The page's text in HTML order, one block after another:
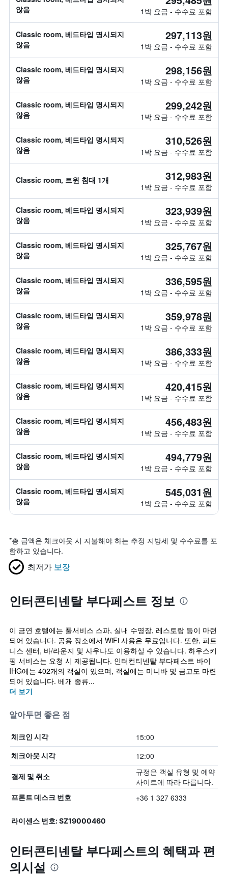
않음
1박 요금 - 수수료 포함
Classic room, 베드타입 명시되지
않음
297,113원
1박 요금 - 수수료 포함
Classic room, 베드타입 명시되지
않음
298,156원
1박 요금 - 수수료 포함
Classic room, 베드타입 명시되지
않음
299,242원
1박 요금 - 수수료 포함
Classic room, 베드타입 명시되지
않음
310,526원
1박 요금 - 수수료 포함
Classic room, 트윈 침대 1개 312,983원
1박 요금 - 수수료 포함
Classic room, 베드타입 명시되지
않음
323,939원
1박 요금 - 수수료 포함
Classic room, 베드타입 명시되지
않음
325,767원
1박 요금 - 수수료 포함
Classic room, 베드타입 명시되지
않음
336,595원
1박 요금 - 수수료 포함
Classic room, 베드타입 명시되지
않음
359,978원
1박 요금 - 수수료 포함
Classic room, 베드타입 명시되지
않음
386,333원
1박 요금 - 수수료 포함
Classic room, 베드타입 명시되지
않음
420,415원
1박 요금 - 수수료 포함
Classic room, 베드타입 명시되지
않음
456,483원
1박 요금 - 수수료 포함
Classic room, 베드타입 명시되지
않음
494,779원
1박 요금 - 수수료 포함
Classic room, 베드타입 명시되지
않음
545,031원
1박 요금 - 수수료 포함
*총 금액은 체크아웃 시 지불해야 하는 추정 지방세 및 수수료를 포
함하고 있습니다.
최저가 보장
인터콘티넨탈 부다페스트 정보
이 금연 호텔에는 풀서비스 스파, 실내 수영장, 레스토랑 등이 마련
되어 있습니다. 공용 장소에서 WiFi 사용은 무료입니다. 또한, 피트
니스 센터, 바/라운지 및 사우나도 이용하실 수 있습니다. 하우스키
핑 서비스는 요청 시 제공됩니다. 인터컨티넨탈 부다페스트 바이
IHG에는 402개의 객실이 있으며, 객실에는 미니바 및 금고도 마련
되어 있습니다. 베개 종류...
더 보기
알아두면 좋은 점
체크인 시각 15:00
체크아웃 시각 12:00
결제 및 취소
규정은 객실 유형 및 예약
사이트에 따라 다릅니다.
프론트 데스크 번호 +36 1 327 6333
라이센스 번호: SZ19000460
인터콘티넨탈 부다페스트의 혜택​과 편
의시설